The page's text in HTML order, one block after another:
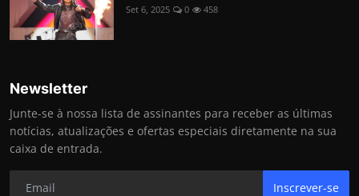
Set 6, 2025 0 458
Newsletter
Junte-se à nossa lista de assinantes para receber as últimas
notícias, atualizações e ofertas especiais diretamente na sua
caixa de entrada.
Inscrever-se